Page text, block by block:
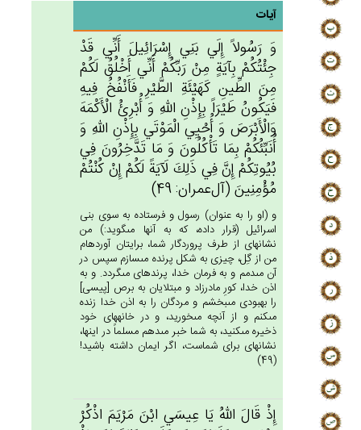
آیات
وَ رَسُولاً إِلَي‌ بَنِي‌ إِسْرَائِيل‌َ أَنِّي‌ قَدْ
جِئْتُكُمْ‌ بِآيَة‌ٍ مِنْ‌ رَبِّكُم‌ْ أَنِّي‌ أَخْلُق‌ُ لَكُمْ‌
مِن‌َ الطِّين‌ِ كَهَيْئَة‌ِ الطَّيْرِ فَأَنْفُخ‌ُ فِيه‌ِ
فَيَكُون‌ُ طَيْرَاً بِإِذْن‌ِ الله‌ِ وَ أُبْرِئ‌ُ الْأَكْمَه‌َ
وَالْأَبْرَص‌َ وَ أُحْيِي‌ الْمَوْتَي‌ بِإِذْن‌ِ الله‌ِ وَ
أُنَبِّئُكُمْ‌ بِمَا تَأْكُلُون‌َ وَ مَا تَدَّخِرُون‌َ فِي‌
بُيُوتِكُم‌ْ إِن‌َّ فِي‌ ذَلِك‌َ لَآيَة‌ً لَكُم‌ْ إِن‌ْ كُنْتُم‌ْ
مُؤْمِنِين‌َ (آل‌عمران: 49)
و (او را به عنوان) رسول و فرستاده به سوى بنى
اسرائيل (قرار داده، كه به آنها مى‏گويد:) من
نشانه‏اى از طرف پروردگار شما، برايتان آورده‏ام
من از گِل، چيزى به شكل پرنده مى‏سازم سپس در
آن مى‏دمم و به فرمان خدا، پرنده‏اى مى‏گردد. و به
اذن خدا، كورِ مادرزاد و مبتلايان به برص [پيسى‏]
را بهبودى مى‏بخشم و مردگان را به اذن خدا زنده
مى‏كنم و از آنچه مى‏خوريد، و در خانه‏هاى خود
ذخيره مى‏كنيد، به شما خبر مى‏دهم مسلماً در اينها،
نشانه‏اى براى شماست، اگر ايمان داشته باشيد!
(49)
إِذْ قَال‌َ الله‌ُ يَا عِيسَي‌ ابْن‌َ مَرْيَم‌َ اذْكُرْ